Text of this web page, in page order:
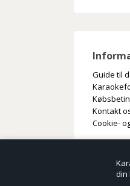
din
Guide til
Kontakt
Cookie-